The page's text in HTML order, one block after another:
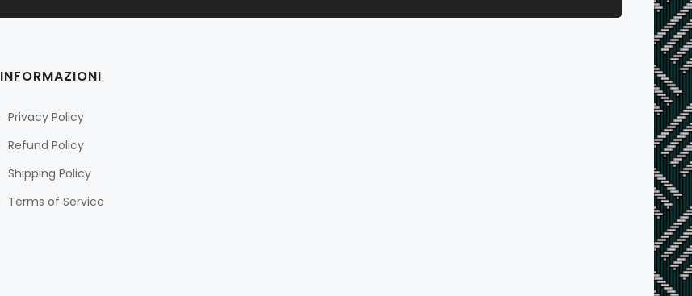
INFORMAZIONI
Privacy Policy
Refund Policy
Shipping Policy
Terms of Service